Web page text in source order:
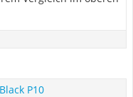
P10